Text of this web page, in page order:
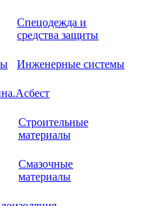
Спецодежда и
средства защиты
Инженерные системы
Строительные
материалы
Смазочные
материалы